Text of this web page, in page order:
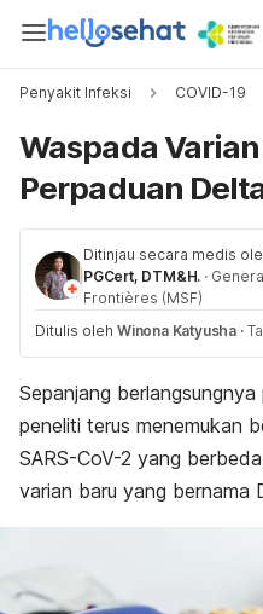
Penyakit Infeksi COVID-19
Waspada
Perpaduan
Ditinjau secara medis
PGCert, DTM&H. ·
Frontières (MSF)
Ditulis oleh Winona Katyusha ·
Sepanjang berlangsungnya
peneliti terus menemukan
SARS-CoV-2 yang
varian baru yang bernama